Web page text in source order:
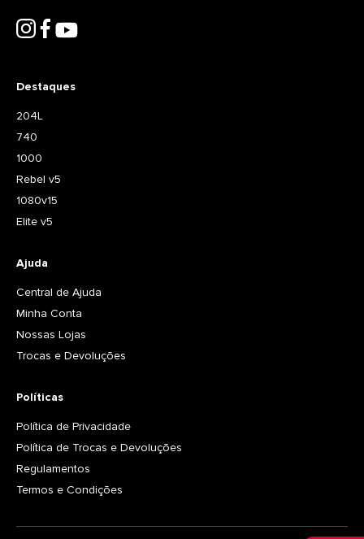
Destaques
204L
740
1000
Rebel v5
1080v15
Elite v5
Ajuda
Central de Ajuda
Minha Conta
Nossas Lojas
Trocas e Devoluções
Políticas
Política de Privacidade
Política de Trocas e Devoluções
Regulamentos
Termos e Condições